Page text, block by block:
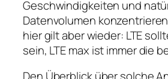
Geschwindigkeiten und
Datenvolumen
hier gilt aber wieder: LTE
sein, LTE max ist immer die